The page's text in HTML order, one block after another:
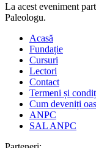
La acest eveniment
Paleologu.
Acasă
Fundație
Cursuri
Lectori
Contact
Termeni și
Cum deveniți
ANPC
SAL ANPC